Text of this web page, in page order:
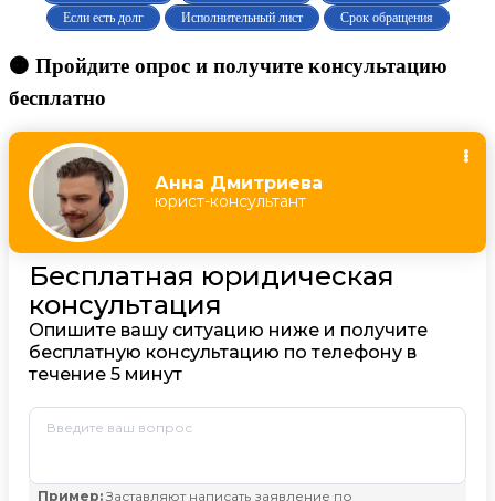
Если есть долг
Исполнительный лист Срок обращения
🟠 Пройдите опрос и получите консультацию
бесплатно